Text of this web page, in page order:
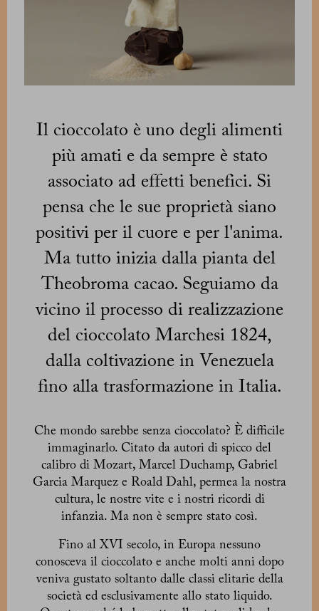
Il cioccolato è uno degli alimenti
più amati e da sempre è stato
associato ad effetti benefici. Si
pensa che le sue proprietà siano
positivi per il cuore e per l'anima.
Ma tutto inizia dalla pianta del
Theobroma cacao. Seguiamo da
vicino il processo di realizzazione
del cioccolato Marchesi 1824,
dalla coltivazione in Venezuela
fino alla trasformazione in Italia.
Che mondo sarebbe senza cioccolato? È difficile
immaginarlo. Citato da autori di spicco del
calibro di Mozart, Marcel Duchamp, Gabriel
Garcia Marquez e Roald Dahl, permea la nostra
cultura, le nostre vite e i nostri ricordi di
infanzia. Ma non è sempre stato così.
Fino al XVI secolo, in Europa nessuno
conosceva il cioccolato e anche molti anni dopo
veniva gustato soltanto dalle classi elitarie della
società ed esclusivamente allo stato liquido.